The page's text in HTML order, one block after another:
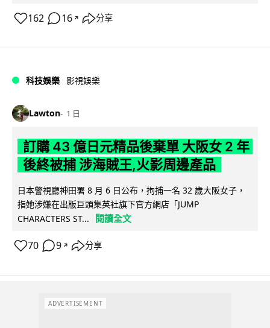
162 16 ↗ 分享
科技娛樂 影視娛樂
Lawton 1 日
訂購 43 億日元精品後棄單 大阪女 2 年
後終被捕 涉海賊王,火影周邊產品
日本警視廳神田署 8 月 6 日公布，拘捕一名 32 歲大阪女子，
指她涉嫌在出版巨頭集英社旗下官方網店「JUMP
CHARACTERS ST...
閱讀全文
70 9 ↗ 分享
ADVERTISEMENT